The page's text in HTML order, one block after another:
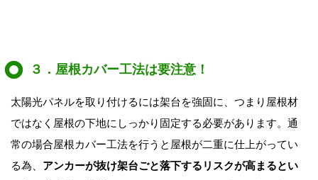
３．屋根カバー工法は要注意！
太陽光パネルを取り付けるには架台を強固に、つまり屋根材
ではなく屋根の下地にしっかり固定する必要があります。通
常の場合屋根カバー工法を行うと屋根が二重に仕上がってい
る為、 アンカーが抜け架台ごと落下するリスクが高まるとい